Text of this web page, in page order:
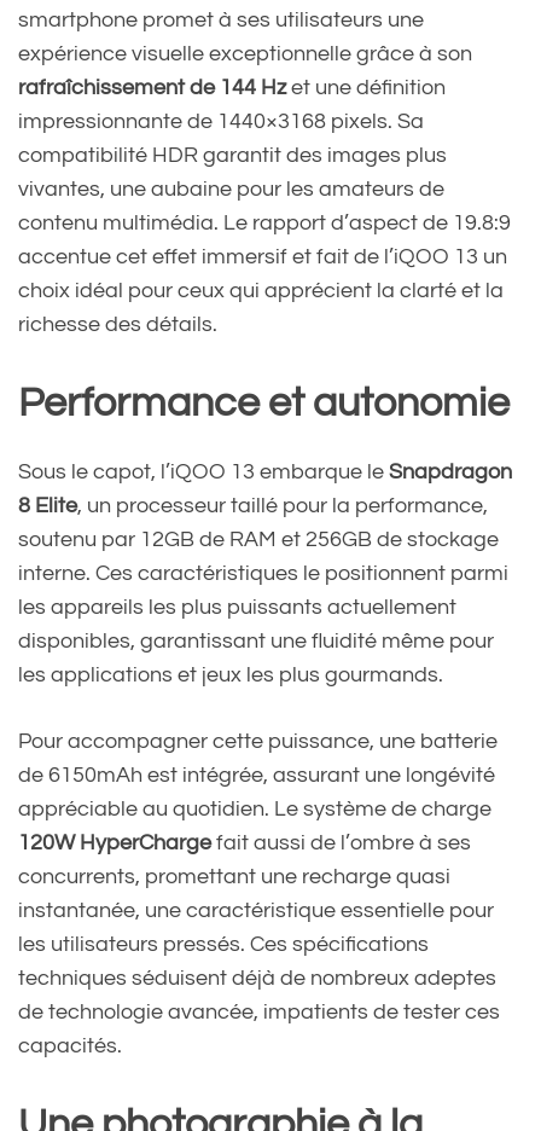
smartphone promet à ses utilisateurs une
expérience visuelle exceptionnelle grâce à son
rafraîchissement de 144 Hzet une définition
impressionnante de 1440×3168 pixels. Sa
compatibilité HDR garantit des images plus
vivantes, une aubaine pour les amateurs de
contenu multimédia. Le rapport d’aspect de 19.8:9
accentue cet effet immersif et fait de l’iQOO 13 un
choix idéal pour ceux qui apprécient la clarté et la
richesse des détails.
Performance et autonomie
Sous le capot, l’iQOO 13 embarque le Snapdragon
8 Elite, un processeur taillé pour la performance,
soutenu par 12GB de RAM et 256GB de stockage
interne. Ces caractéristiques le positionnent parmi
les appareils les plus puissants actuellement
disponibles, garantissant une fluidité même pour
les applications et jeux les plus gourmands.
Pour accompagner cette puissance, une batterie
de 6150mAh est intégrée, assurant une longévité
appréciable au quotidien. Le système de charge
120W HyperChargefait aussi de l’ombre à ses
concurrents, promettant une recharge quasi
instantanée, une caractéristique essentielle pour
les utilisateurs pressés. Ces spécifications
techniques séduisent déjà de nombreux adeptes
de technologie avancée, impatients de tester ces
capacités.